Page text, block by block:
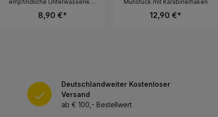
empfindliche Unterwasserwelt
Ausrüstung schützt.Ihre
8,90 €*
Munstück mit Karabinerhaken
12,90 €*
Deutschlandweiter Kostenloser
Versand
ab € 100,- Bestellwert